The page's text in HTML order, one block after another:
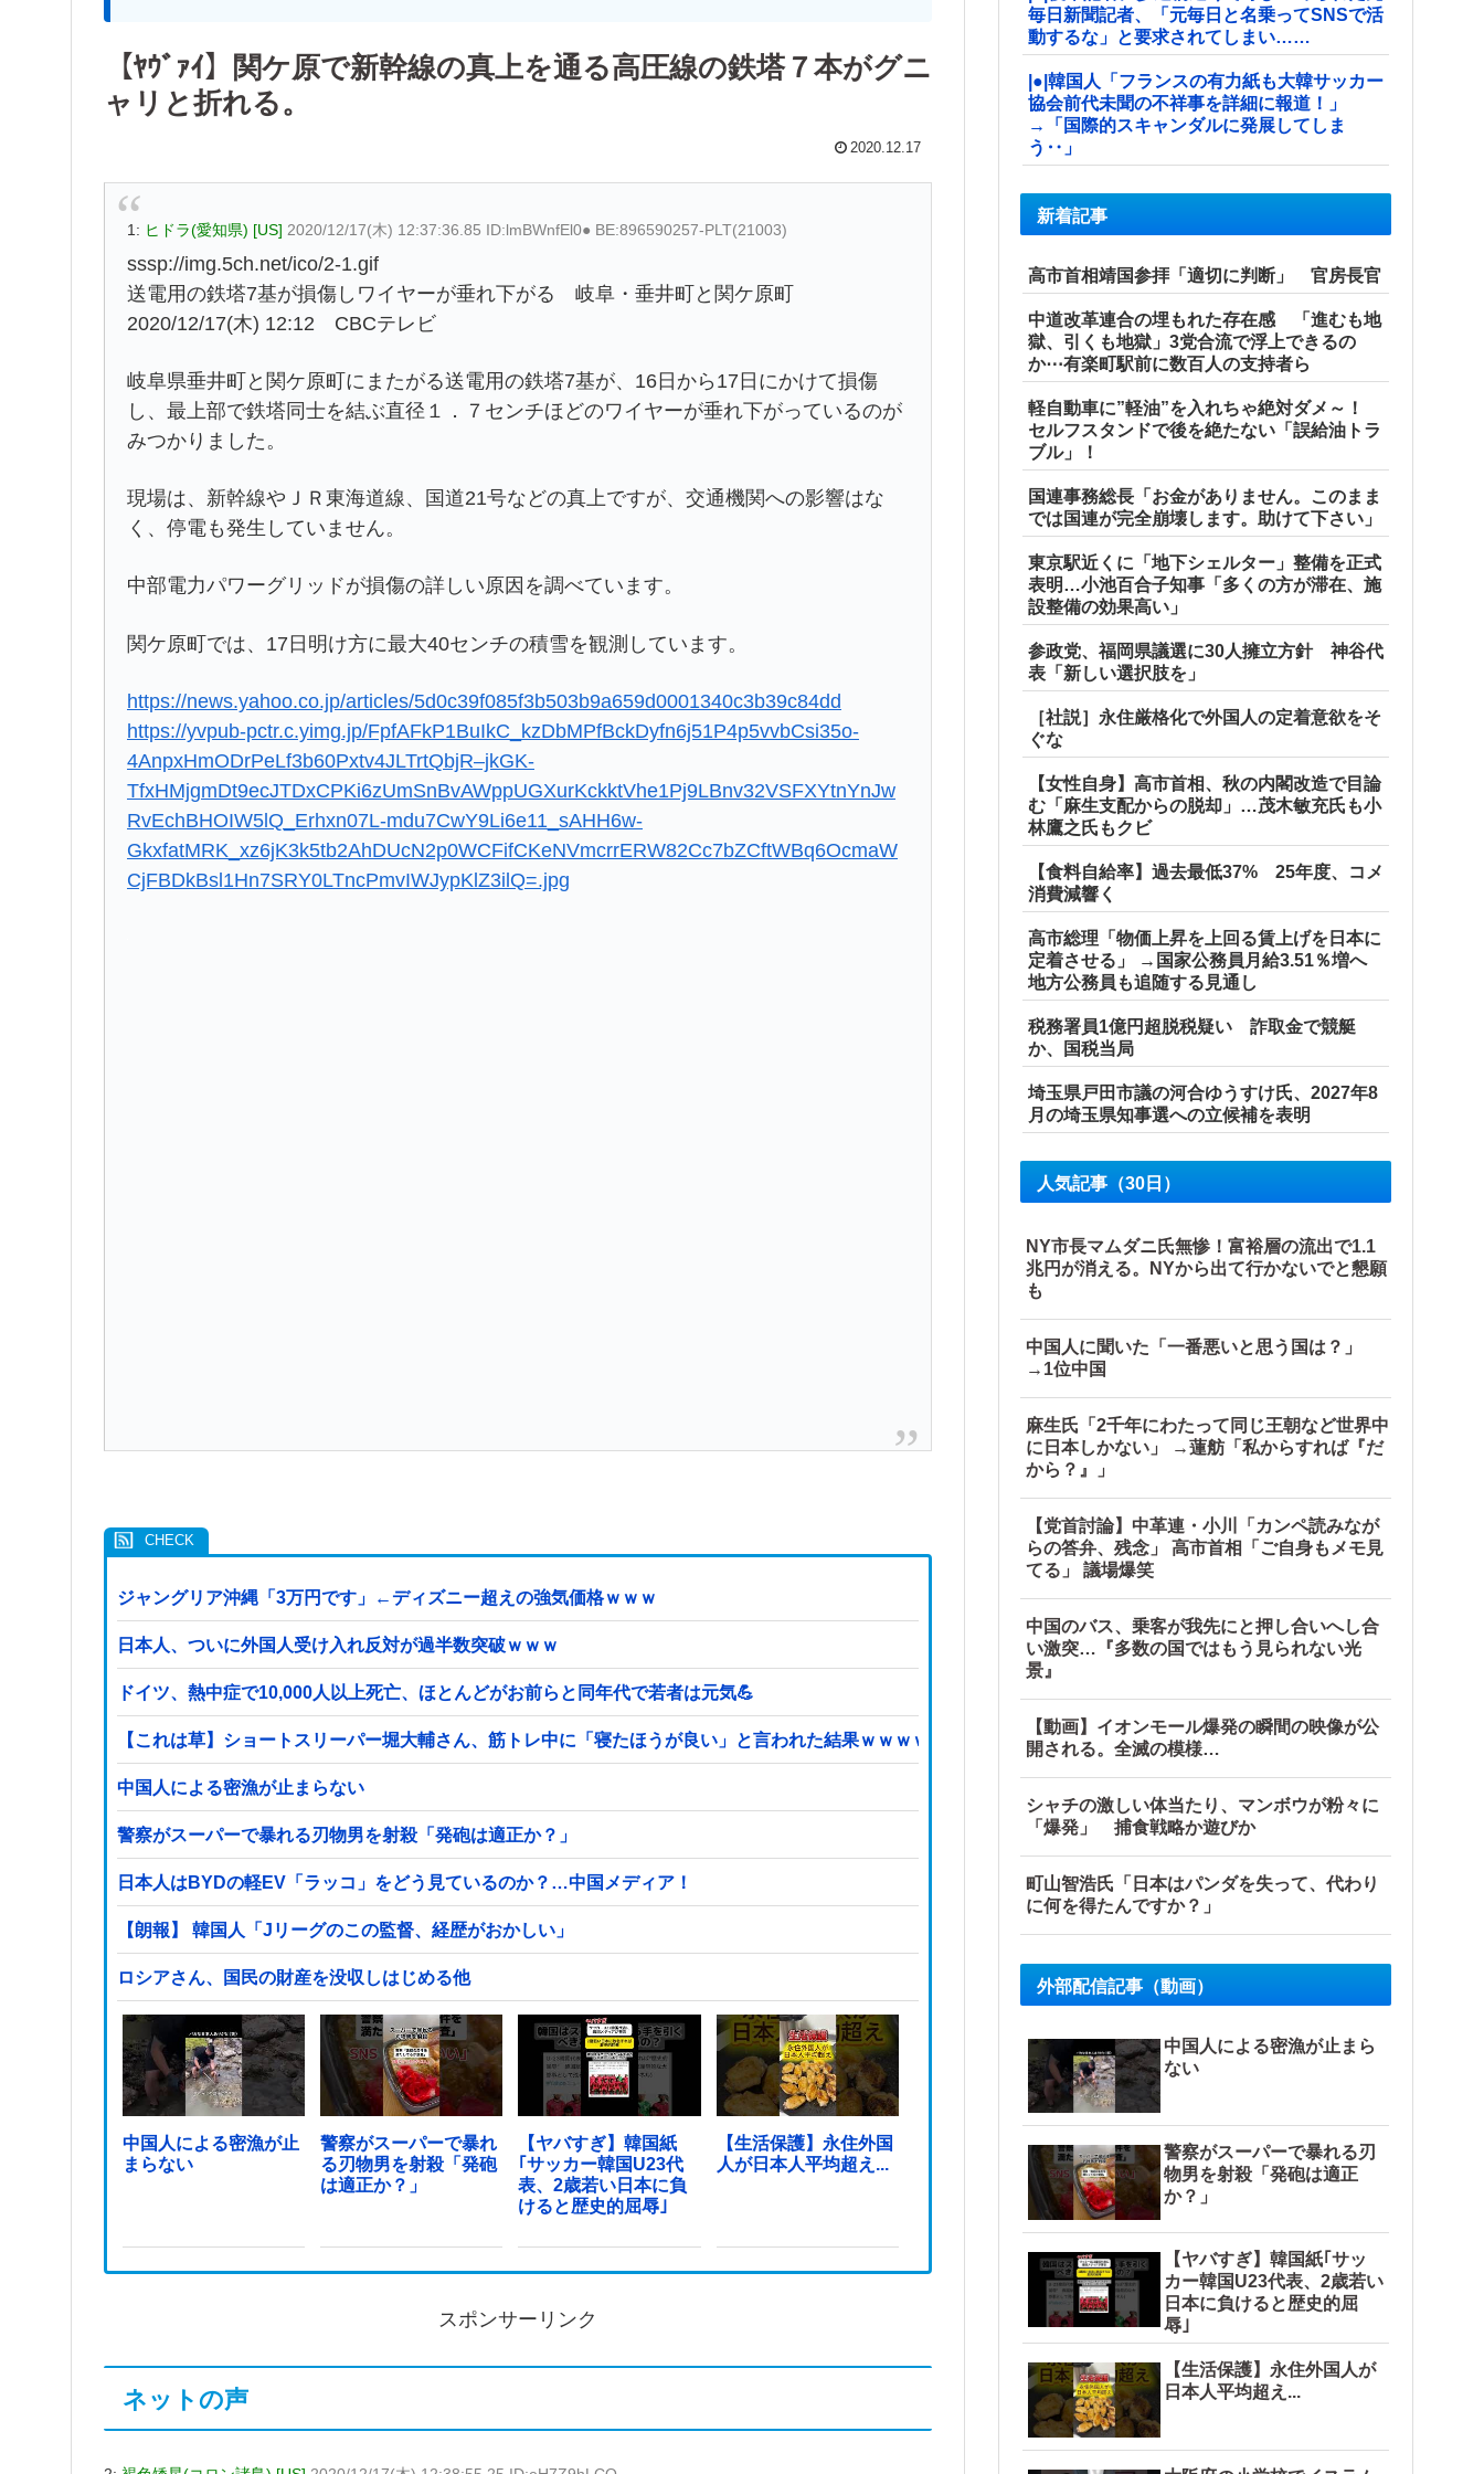
【ﾔｳﾞｧｲ】関ケ原で新幹線の真上を通る高圧線の鉄塔７本がグニ
ャリと折れる。
2020.12.17
1: ヒドラ(愛知県) [US] 2020/12/17(木) 12:37:36.85 ID:lmBWnfEl0● BE:896590257-PLT(21003)
sssp://img.5ch.net/ico/2-1.gif
送電用の鉄塔7基が損傷しワイヤーが垂れ下がる 岐阜・垂井町と関ケ原町
2020/12/17(木) 12:12 CBCテレビ
岐阜県垂井町と関ケ原町にまたがる送電用の鉄塔7基が、16日から17日にかけて損傷
し、最上部で鉄塔同士を結ぶ直径１．７センチほどのワイヤーが垂れ下がっているのが
みつかりました。
現場は、新幹線やＪＲ東海道線、国道21号などの真上ですが、交通機関への影響はな
く、停電も発生していません。
中部電力パワーグリッドが損傷の詳しい原因を調べています。
関ケ原町では、17日明け方に最大40センチの積雪を観測しています。
https://news.yahoo.co.jp/articles/5d0c39f085f3b503b9a659d0001340c3b39c84dd
https://yvpub-pctr.c.yimg.jp/FpfAFkP1BuIkC_kzDbMPfBckDyfn6j51P4p5vvbCsi35o-
4AnpxHmODrPeLf3b60Pxtv4JLTrtQbjR–jkGK-
TfxHMjgmDt9ecJTDxCPKi6zUmSnBvAWppUGXurKckktVhe1Pj9LBnv32VSFXYtnYnJw
RvEchBHOIW5lQ_Erhxn07L-mdu7CwY9Li6e11_sAHH6w-
GkxfatMRK_xz6jK3k5tb2AhDUcN2p0WCFifCKeNVmcrrERW82Cc7bZCftWBq6OcmaW
CjFBDkBsl1Hn7SRY0LTncPmvIWJypKlZ3ilQ=.jpg
ジャングリア沖縄「3万円です」←ディズニー超えの強気価格ｗｗｗ
日本人、ついに外国人受け入れ反対が過半数突破ｗｗｗ
ドイツ、熱中症で10,000人以上死亡、ほとんどがお前らと同年代で若者は元気💪
【これは草】ショートスリーパー堀大輔さん、筋トレ中に「寝たほうが良い」と言われた結果ｗｗｗｗ
中国人による密漁が止まらない
警察がスーパーで暴れる刃物男を射殺「発砲は適正か？」
日本人はBYDの軽EV「ラッコ」をどう見ているのか？…中国メディア！
【朗報】 韓国人「Jリーグのこの監督、経歴がおかしい」
ロシアさん、国民の財産を没収しはじめる他
中国人による密漁が止
まらない
警察がスーパーで暴れ
る刃物男を射殺「発砲
は適正か？」
【ヤバすぎ】韓国紙
｢サッカー韓国U23代
表、2歳若い日本に負
けると歴史的屈辱｣
【生活保護】永住外国
人が日本人平均超え...
スポンサーリンク
ネットの声
毎日新聞記者、「元毎日と名乗ってSNSで活
動するな」と要求されてしまい……
|●|韓国人「フランスの有力紙も大韓サッカー
協会前代未聞の不祥事を詳細に報道！」
→「国際的スキャンダルに発展してしま
う‥」
新着記事
高市首相靖国参拝「適切に判断」 官房長官
中道改革連合の埋もれた存在感 「進むも地
獄、引くも地獄」3党合流で浮上できるの
か⋯有楽町駅前に数百人の支持者ら
軽自動車に”軽油”を入れちゃ絶対ダメ～！
セルフスタンドで後を絶たない「誤給油トラ
ブル」！
国連事務総長「お金がありません。このまま
では国連が完全崩壊します。助けて下さい」
東京駅近くに「地下シェルター」整備を正式
表明…小池百合子知事「多くの方が滞在、施
設整備の効果高い」
参政党、福岡県議選に30人擁立方針 神谷代
表「新しい選択肢を」
［社説］永住厳格化で外国人の定着意欲をそ
ぐな
【女性自身】高市首相、秋の内閣改造で目論
む「麻生支配からの脱却」…茂木敏充氏も小
林鷹之氏もクビ
【食料自給率】過去最低37% 25年度、コメ
消費減響く
高市総理「物価上昇を上回る賃上げを日本に
定着させる」 →国家公務員月給3.51％増へ
地方公務員も追随する見通し
税務署員1億円超脱税疑い 詐取金で競艇
か、国税当局
埼玉県戸田市議の河合ゆうすけ氏、2027年8
月の埼玉県知事選への立候補を表明
人気記事（30日）
NY市長マムダニ氏無惨！富裕層の流出で1.1
兆円が消える。NYから出て行かないでと懇願
も
中国人に聞いた「一番悪いと思う国は？」
→1位中国
麻生氏「2千年にわたって同じ王朝など世界中
に日本しかない」 →蓮舫「私からすれば『だ
から？』」
【党首討論】中革連・小川「カンペ読みなが
らの答弁、残念」 高市首相「ご自身もメモ見
てる」 議場爆笑
中国のバス、乗客が我先にと押し合いへし合
い激突…『多数の国ではもう見られない光
景』
【動画】イオンモール爆発の瞬間の映像が公
開される。全滅の模様…
シャチの激しい体当たり、マンボウが粉々に
「爆発」 捕食戦略か遊びか
町山智浩氏「日本はパンダを失って、代わり
に何を得たんですか？」
外部配信記事（動画）
中国人による密漁が止まら
ない
警察がスーパーで暴れる刃
物男を射殺「発砲は適正
か？」
【ヤバすぎ】韓国紙｢サッ
カー韓国U23代表、2歳若い
日本に負けると歴史的屈
辱｣
【生活保護】永住外国人が
日本人平均超え...